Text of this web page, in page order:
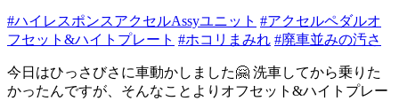
#ハイレスポンスアクセルAssyユニット #アクセルペダルオ
フセット&ハイトプレート #ホコリまみれ #廃車並みの汚さ
今日はひっさびさに車動かしました🤗 洗車してから乗りた
かったんですが、そんなことよりオフセット&ハイトプレー